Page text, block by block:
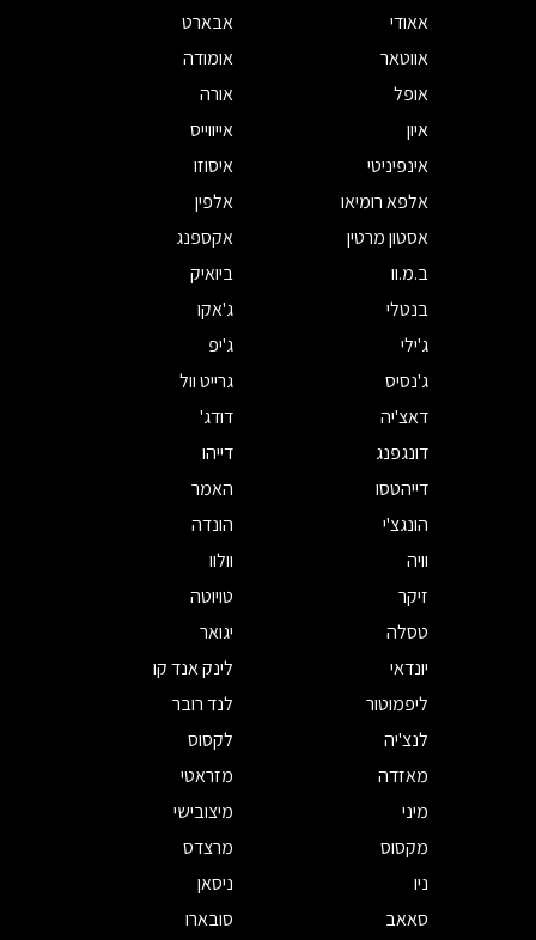
אאודי
אבארט
אווטאר
אומודה
אופל
אורה
איון
אייווייס
אינפיניטי
איסוזו
אלפא רומיאו
אלפין
אסטון מרטין
אקספנג
ב.מ.וו
ביואיק
בנטלי
ג'אקו
ג'ילי
ג'יפ
ג'נסיס
גרייט וול
דאצ'יה
דודג'
דונגפנג
דייהו
דייהטסו
האמר
הונגצ'י
הונדה
וויה
וולוו
זיקר
טויוטה
טסלה
יגואר
יונדאי
לינק אנד קו
ליפמוטור
לנד רובר
לנצ'יה
לקסוס
מאזדה
מזראטי
מיני
מיצובישי
מקסוס
מרצדס
ניו
ניסאן
סאאב
סובארו